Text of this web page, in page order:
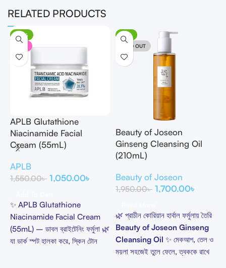
RELATED PRODUCTS
-32%
APLB Glutathione
Niacinamide Facial
Cream (55mL)
APLB
1,550.00৳ 1,050.00৳
✨ APLB Glutathione
Niacinamide Facial Cream
(55mL) – ডাবল ব্রাইটেনিং ফর্মুলা 🌿
যা ডার্ক স্পট হালকা করে, স্কিন টোন
-13%
SOLD OUT
Beauty of Joseon
Ginseng Cleansing Oil
(210mL)
Beauty of Joseon
1,950.00৳ 1,700.00৳
🌿 প্রাচীন কোরিয়ান হার্বাল ফর্মুলায় তৈরি
Beauty of Joseon Ginseng
Cleansing Oil ✨ মেকআপ, তেল ও
ময়লা সহজেই তুলে ফেলে, ত্বককে রাখে